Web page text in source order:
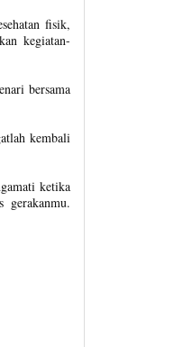
fisik,
kegiatan-
bersama
kembali
ketika
gerakanmu.